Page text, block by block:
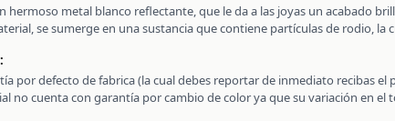
hermoso metal blanco reflectante, que le da a las joyas un acabado
se sumerge en una sustancia que contiene partículas de rodio, la
por defecto de fabrica (la cual debes reportar de inmediato recibas el
no cuenta con garantía por cambio de color ya que su variación en